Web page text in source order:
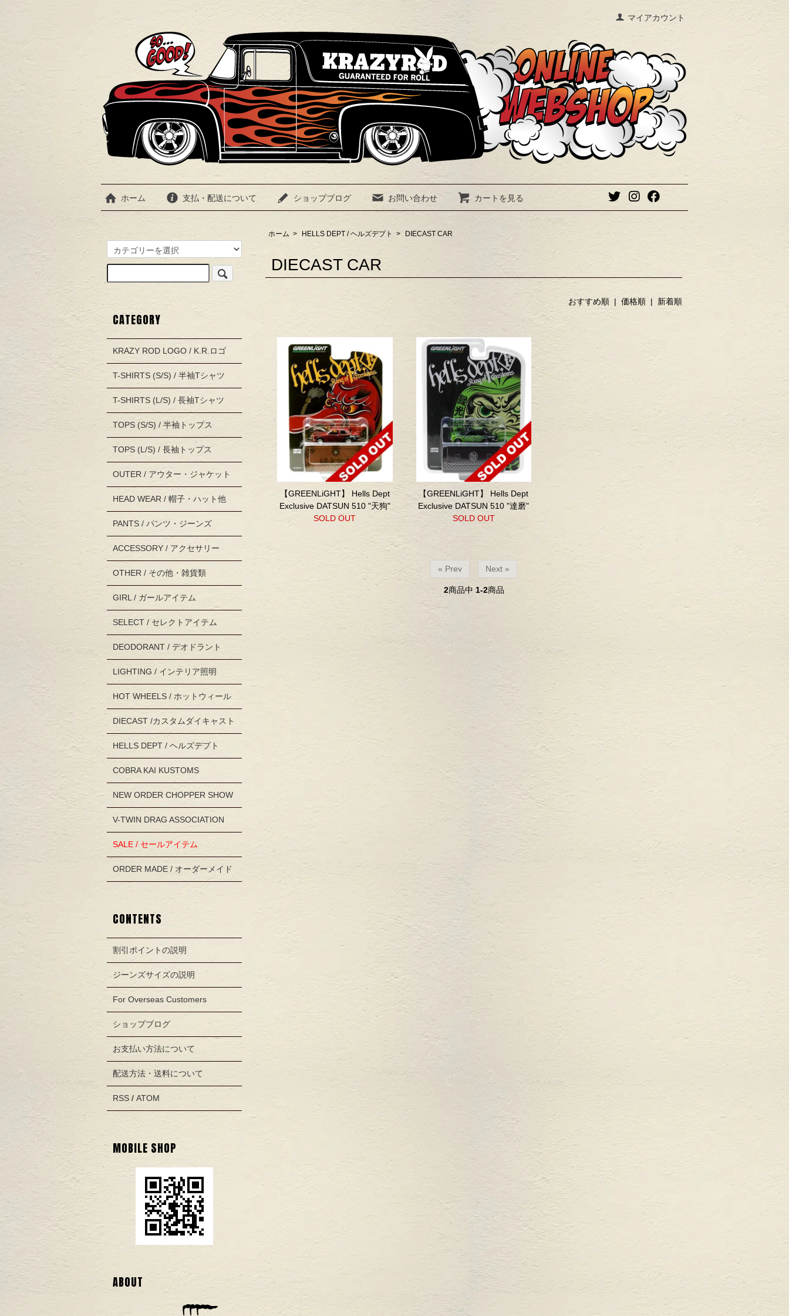
マイアカウント
ホーム 支払・配送について ショップブログ お問い合わせ カートを見る
ホーム > HELLS DEPT / ヘルズデプト > DIECAST CAR
DIECAST CAR
おすすめ順 | 価格順 | 新着順
【GREENLiGHT】 Hells Dept
Exclusive DATSUN 510 "天狗"
SOLD OUT
【GREENLiGHT】 Hells Dept
Exclusive DATSUN 510 "達磨"
SOLD OUT
« Prev Next »
2商品中 1-2商品
CATEGORY
KRAZY ROD LOGO / K.R.ロゴ
T-SHIRTS (S/S) / 半袖Tシャツ
T-SHIRTS (L/S) / 長袖Tシャツ
TOPS (S/S) / 半袖トップス
TOPS (L/S) / 長袖トップス
OUTER / アウター・ジャケット
HEAD WEAR / 帽子・ハット他
PANTS / パンツ・ジーンズ
ACCESSORY / アクセサリー
OTHER / その他・雑貨類
GIRL / ガールアイテム
SELECT / セレクトアイテム
DEODORANT / デオドラント
LIGHTING / インテリア照明
HOT WHEELS / ホットウィール
DIECAST /カスタムダイキャスト
HELLS DEPT / ヘルズデプト
COBRA KAI KUSTOMS
NEW ORDER CHOPPER SHOW
V-TWIN DRAG ASSOCIATION
SALE / セールアイテム
ORDER MADE / オーダーメイド
CONTENTS
割引ポイントの説明
ジーンズサイズの説明
For Overseas Customers
ショップブログ
お支払い方法について
配送方法・送料について
RSS / ATOM
MOBILE SHOP
ABOUT